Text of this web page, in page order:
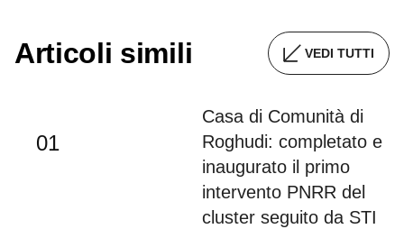
Articoli simili VEDI TUTTI
01
Casa di Comunità di
Roghudi: completato e
inaugurato il primo
intervento PNRR del
cluster seguito da STI